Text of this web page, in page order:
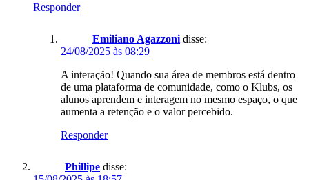
Responder
Emiliano Agazzoni disse:
24/08/2025 às 08:29
A interação! Quando sua área de membros está dentro
de uma plataforma de comunidade, como o Klubs, os
alunos aprendem e interagem no mesmo espaço, o que
aumenta a retenção e o valor percebido.
Responder
Phillipe disse: